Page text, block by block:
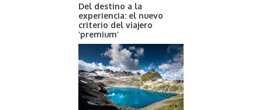
Del destino a la
experiencia: el nuevo
criterio del viajero
‘premium’